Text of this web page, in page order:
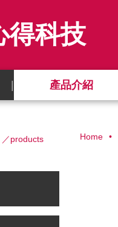
得科技
產品介紹
／products Home